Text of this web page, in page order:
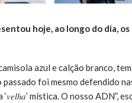
hoje, ao longo do dia,
azul e calção branco,
foi mesmo defendido
mística. O nosso ADN”,